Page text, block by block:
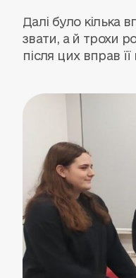
Далі було кілька
звати, а й трохи
після цих вправ